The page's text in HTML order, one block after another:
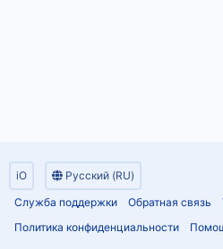
iO
Русский (RU)
Служба поддержки
Обратная связь
Политика конфиденциальности